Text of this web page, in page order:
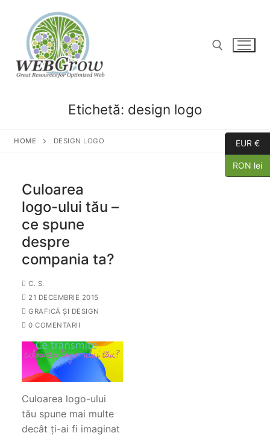
Etichetă: design logo
HOME DESIGN LOGO
Culoarea
logo-ului tău –
ce spune
despre
compania ta?
C. S.
21 DECEMBRIE 2015
GRAFICĂ ȘI DESIGN
0 COMENTARII
Culoarea logo-ului
tău spune mai multe
decât ți-ai fi imaginat
EUR €
RON lei